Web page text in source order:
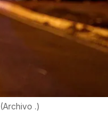
(Archivo .)